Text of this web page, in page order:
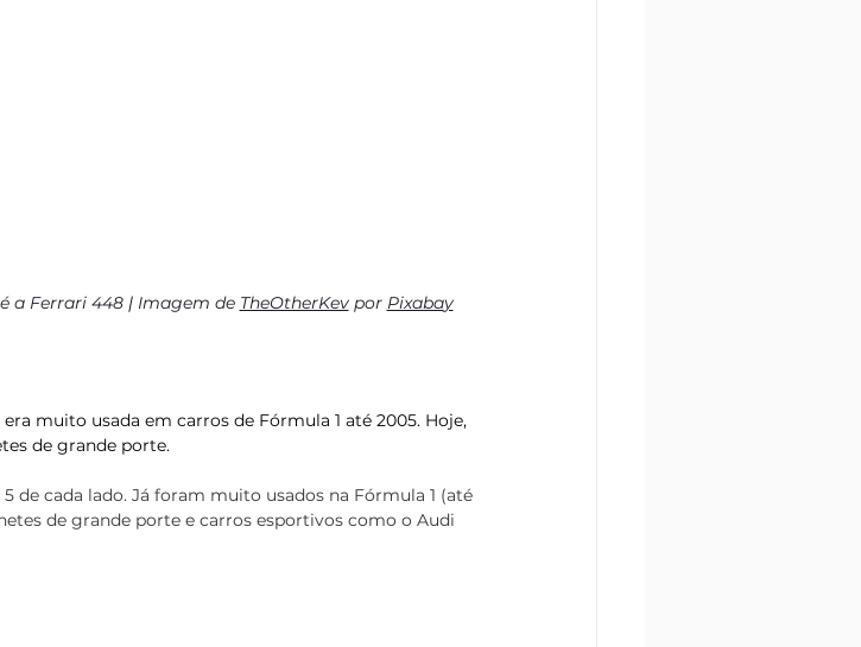
a Ferrari 448 | Imagem de TheOtherKev por Pixabay
muito usada em carros de Fórmula 1 até 2005. Hoje,
de grande porte.
de cada lado. Já foram muito usados na Fórmula 1 (até
de grande porte e carros esportivos como o Audi